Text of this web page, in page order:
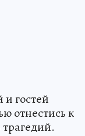
гостей
отнестись к